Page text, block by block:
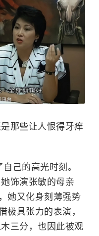
那些让人恨得牙痒
己的高光时刻。
饰演张敏的母亲
她又化身刻薄强势
极具张力的表演，
三分，也因此被观